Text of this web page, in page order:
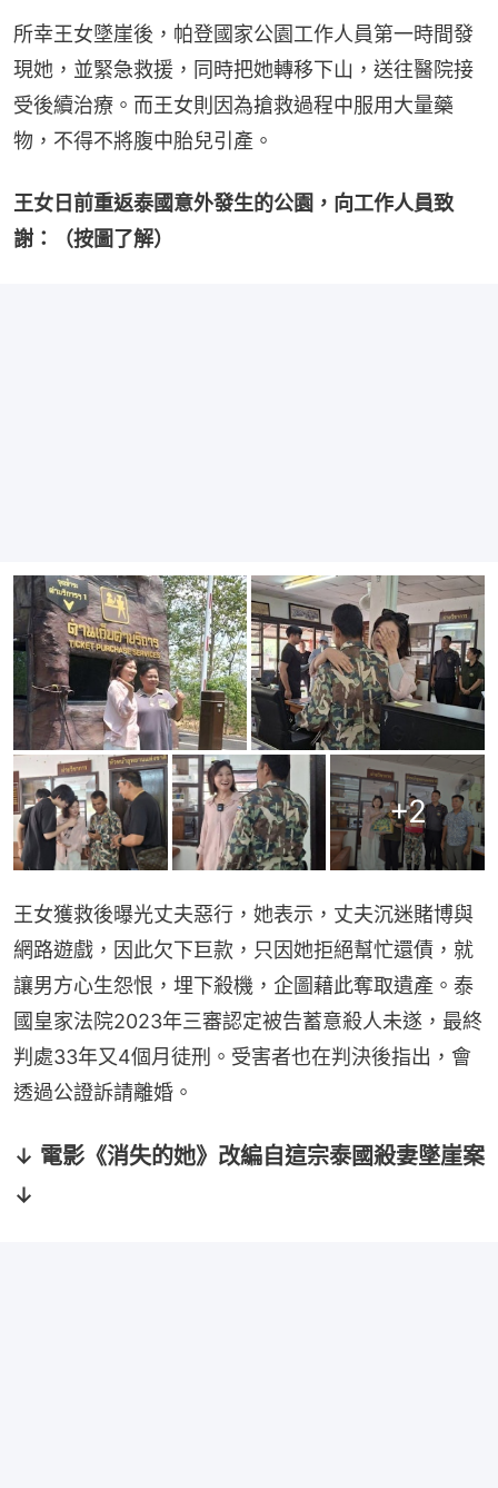
所幸王女墜崖後，帕登國家公園工作人員第一時間發
現她，並緊急救援，同時把她轉移下山，送往醫院接
受後續治療。而王女則因為搶救過程中服用大量藥
物，不得不將腹中胎兒引產。
王女日前重返泰國意外發生的公園，向工作人員致
謝：（按圖了解）
+2
王女獲救後曝光丈夫惡行，她表示，丈夫沉迷賭博與
網路遊戲，因此欠下巨款，只因她拒絕幫忙還債，就
讓男方心生怨恨，埋下殺機，企圖藉此奪取遺產。泰
國皇家法院2023年三審認定被告蓄意殺人未遂，最終
判處33年又4個月徒刑。受害者也在判決後指出，會
透過公證訴請離婚。
↓ 電影《消失的她》改編自這宗泰國殺妻墜崖案
↓